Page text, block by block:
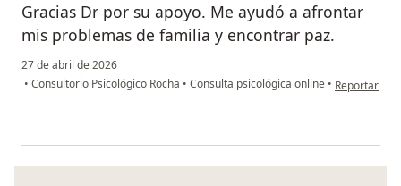
Gracias Dr por su apoyo. Me ayudó a afrontar
mis problemas de familia y encontrar paz.
27 de abril de 2026
• Consultorio Psicológico Rocha • Consulta psicológica online • en opinión
Reportar